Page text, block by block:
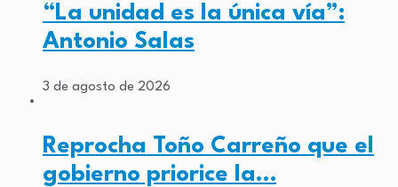
“La unidad es la única vía”:
Antonio Salas
3 de agosto de 2026
Reprocha Toño Carreño que el
gobierno priorice la…